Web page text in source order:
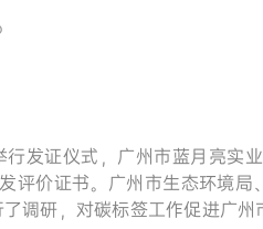
发证仪式，广州市蓝月亮实
评价证书。广州市生态环境
调研，对碳标签工作促进广